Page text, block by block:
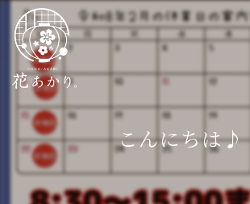
こんにちは♪